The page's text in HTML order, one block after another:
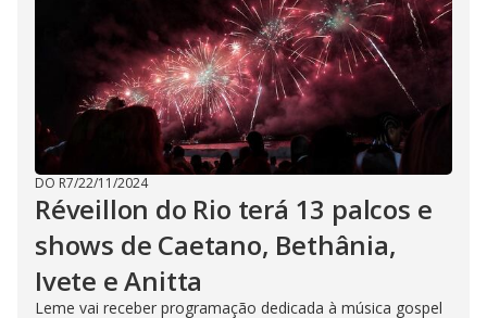
DO R7/22/11/2024
Réveillon do Rio terá 13 palcos e
shows de Caetano, Bethânia,
Ivete e Anitta
Leme vai receber programação dedicada à música gospel